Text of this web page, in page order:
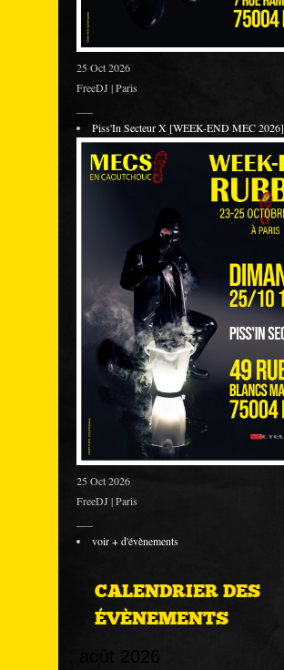
25 Oct 2026
FreeDJ | Paris
Piss'In Secteur X [WEEK-END MEC 2026]
25 Oct 2026
FreeDJ | Paris
voir + d'évènements
CALENDRIER DES
ÉVÈNEMENTS